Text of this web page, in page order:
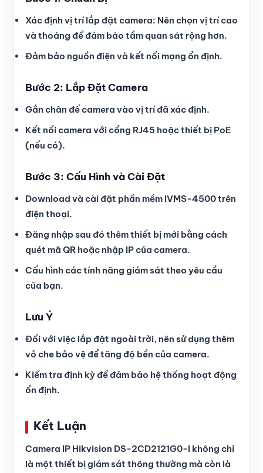
Xác định vị trí lắp đặt camera: Nên chọn vị trí cao
và thoáng để đảm bảo tầm quan sát rộng hơn.
Đảm bảo nguồn điện và kết nối mạng ổn định.
Bước 2: Lắp Đặt Camera
Gắn chân đế camera vào vị trí đã xác định.
Kết nối camera với cổng RJ45 hoặc thiết bị PoE
(nếu có).
Bước 3: Cấu Hình và Cài Đặt
Download và cài đặt phần mềm IVMS-4500 trên
điện thoại.
Đăng nhập sau đó thêm thiết bị mới bằng cách
quét mã QR hoặc nhập IP của camera.
Cấu hình các tính năng giám sát theo yêu cầu
của bạn.
Lưu Ý
Đối với việc lắp đặt ngoài trời, nên sử dụng thêm
vỏ che bảo vệ để tăng độ bền của camera.
Kiểm tra định kỳ để đảm bảo hệ thống hoạt động
ổn định.
Kết Luận
Camera IP Hikvision DS-2CD2121G0-I không chỉ
là một thiết bị giám sát thông thường mà còn là